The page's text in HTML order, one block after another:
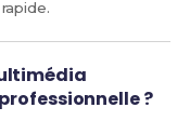
?